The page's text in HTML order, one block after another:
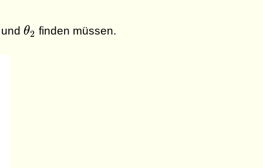
und\theta_2
θ2 finden müssen.